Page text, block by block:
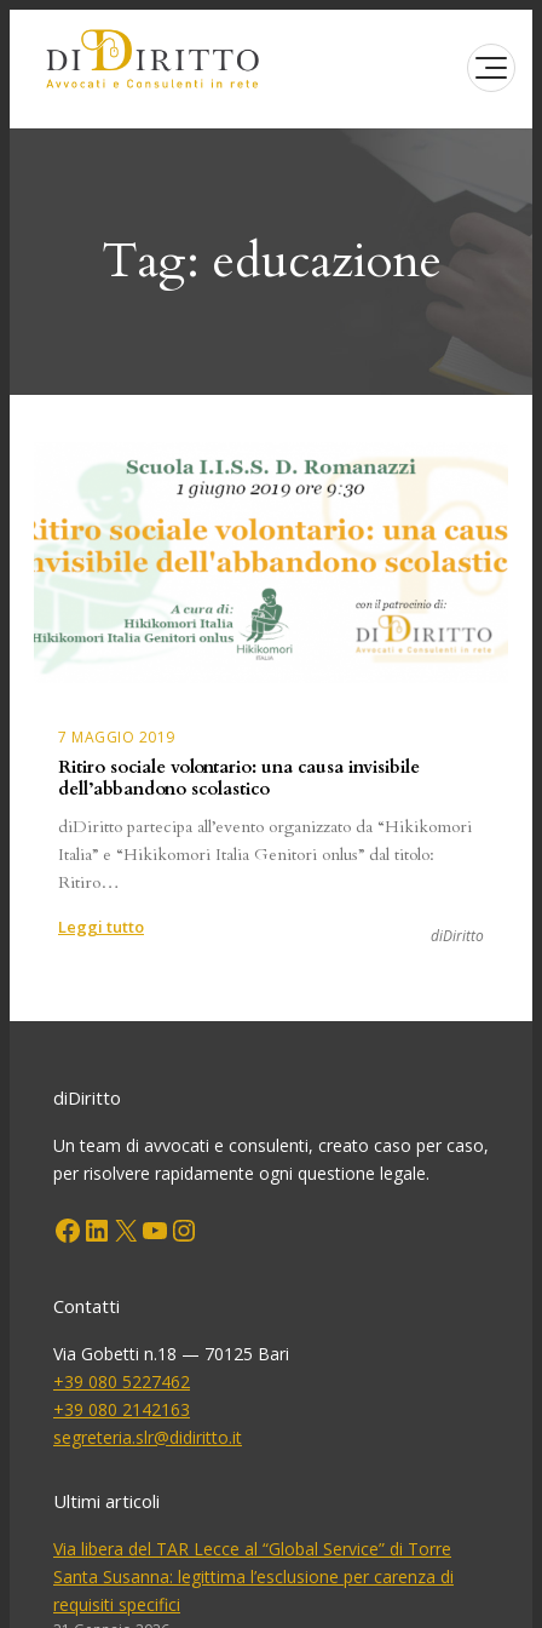
contenuto
Tag: educazione
7 MAGGIO 2019
Ritiro sociale volontario: una causa invisibile
dell’abbandono scolastico
diDiritto partecipa all’evento organizzato da “Hikikomori
Italia” e “Hikikomori Italia Genitori onlus” dal titolo:
Ritiro…
Leggi tutto:
scolastico
diDiritto
diDiritto
Un team di avvocati e consulenti, creato caso per caso,
per risolvere rapidamente ogni questione legale.
Facebook LinkedIn X YouTube Instagram
Contatti
Via Gobetti n.18 — 70125 Bari
+39 080 5227462
+39 080 2142163
segreteria.slr@didiritto.it
Ultimi articoli
Via libera del TAR Lecce al “Global Service” di Torre
Santa Susanna: legittima l’esclusione per carenza di
requisiti specifici